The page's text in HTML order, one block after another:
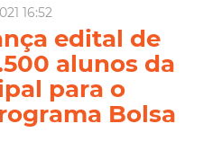
16:52
edital de
alunos da
para o
Bolsa